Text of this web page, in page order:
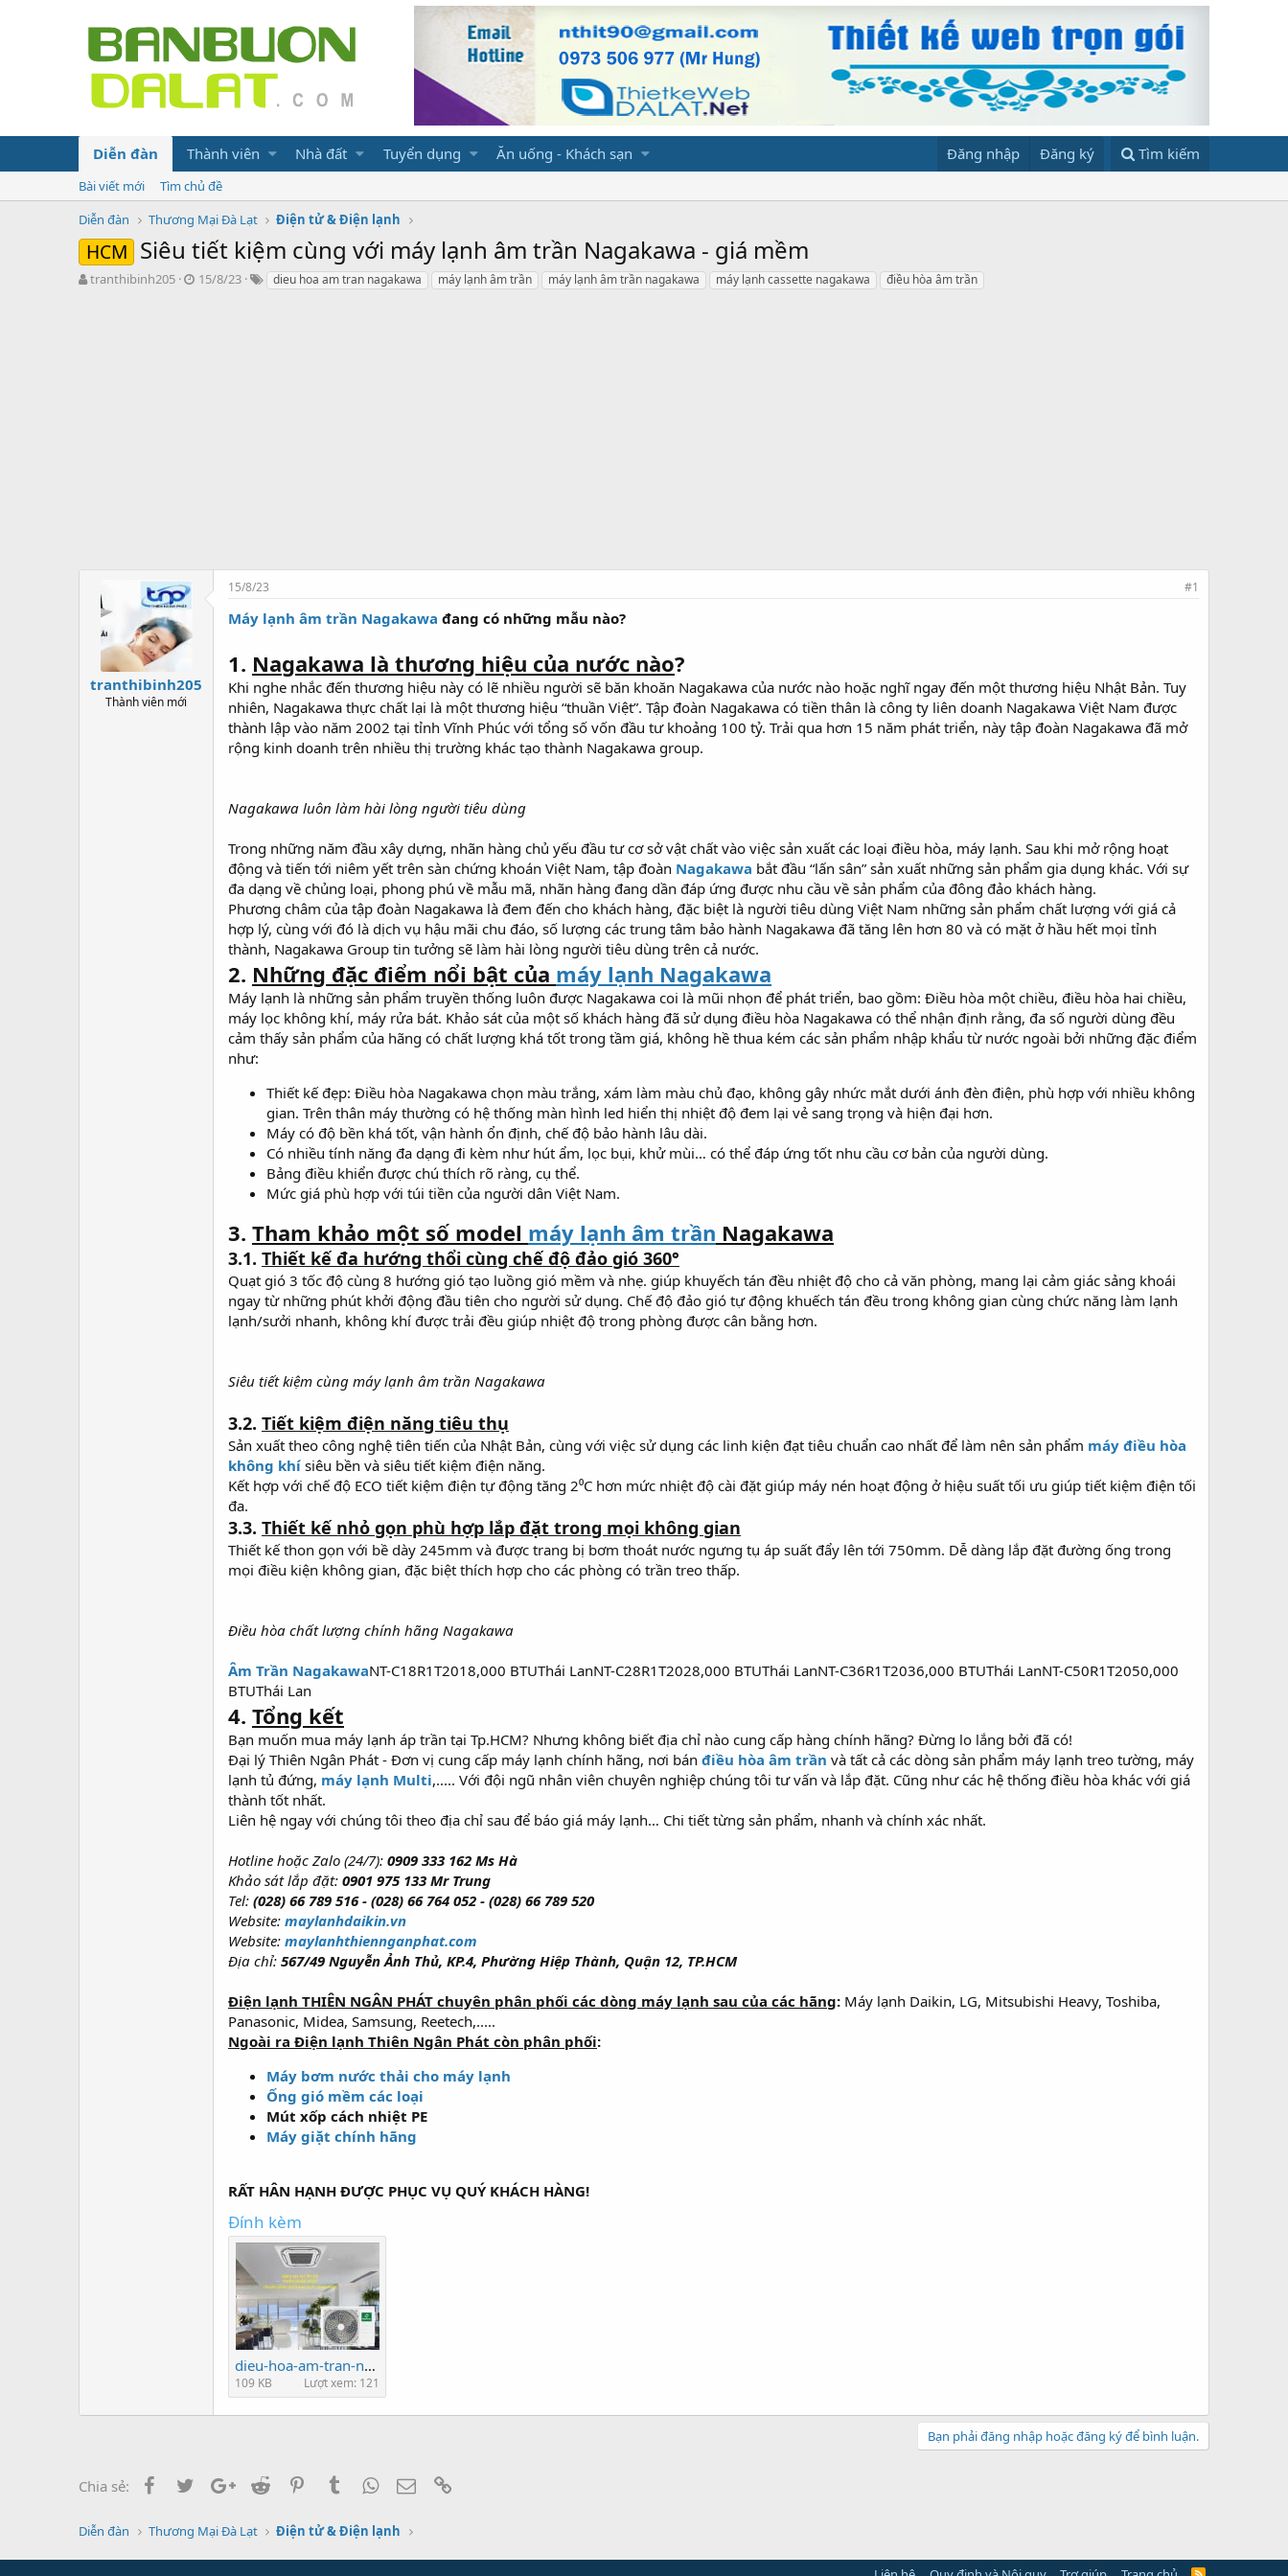
Diễn đàn Thành viên Nhà đất Tuyển dụng Ăn uống - Khách sạn Đăng nhập Đăng ký Tìm kiếm
Bài viết mới
Tìm chủ đề
Diễn đàn
Thương Mại Đà Lạt Điện tử & Điện lạnh
HCM Siêu tiết kiệm cùng với máy lạnh âm trần Nagakawa - giá mềm
N
tranthibinh205
N
15/8/23
Tdieu hoa am tran nagakawa máy lạnh âm trần máy lạnh âm trần nagakawa máy lạnh cassette nagakawa điều hòa âm trần
tranthibinh205
Thành viên mới
15/8/23 #1
Máy lạnh âm trần Nagakawa đang có những mẫu nào?
1. Nagakawa là thương hiệu của nước nào?
Khi nghe nhắc đến thương hiệu này có lẽ nhiều người sẽ băn khoăn Nagakawa của nước nào hoặc nghĩ ngay đến một thương hiệu Nhật Bản. Tuy
nhiên, Nagakawa thực chất lại là một thương hiệu “thuần Việt”. Tập đoàn Nagakawa có tiền thân là công ty liên doanh Nagakawa Việt Nam được
thành lập vào năm 2002 tại tỉnh Vĩnh Phúc với tổng số vốn đầu tư khoảng 100 tỷ. Trải qua hơn 15 năm phát triển, này tập đoàn Nagakawa đã mở
rộng kinh doanh trên nhiều thị trường khác tạo thành Nagakawa group.
Nagakawa luôn làm hài lòng người tiêu dùng
Trong những năm đầu xây dựng, nhãn hàng chủ yếu đầu tư cơ sở vật chất vào việc sản xuất các loại điều hòa, máy lạnh. Sau khi mở rộng hoạt
động và tiến tới niêm yết trên sàn chứng khoán Việt Nam, tập đoàn Nagakawa bắt đầu “lấn sân” sản xuất những sản phẩm gia dụng khác. Với sự
đa dạng về chủng loại, phong phú về mẫu mã, nhãn hàng đang dần đáp ứng được nhu cầu về sản phẩm của đông đảo khách hàng.
Phương châm của tập đoàn Nagakawa là đem đến cho khách hàng, đặc biệt là người tiêu dùng Việt Nam những sản phẩm chất lượng với giá cả
hợp lý, cùng với đó là dịch vụ hậu mãi chu đáo, số lượng các trung tâm bảo hành Nagakawa đã tăng lên hơn 80 và có mặt ở hầu hết mọi tỉnh
thành, Nagakawa Group tin tưởng sẽ làm hài lòng người tiêu dùng trên cả nước.
2. Những đặc điểm nổi bật của máy lạnh Nagakawa
Máy lạnh là những sản phẩm truyền thống luôn được Nagakawa coi là mũi nhọn để phát triển, bao gồm: Điều hòa một chiều, điều hòa hai chiều,
máy lọc không khí, máy rửa bát. Khảo sát của một số khách hàng đã sử dụng điều hòa Nagakawa có thể nhận định rằng, đa số người dùng đều
cảm thấy sản phẩm của hãng có chất lượng khá tốt trong tầm giá, không hề thua kém các sản phẩm nhập khẩu từ nước ngoài bởi những đặc điểm
như:
Thiết kế đẹp: Điều hòa Nagakawa chọn màu trắng, xám làm màu chủ đạo, không gây nhức mắt dưới ánh đèn điện, phù hợp với nhiều không
gian. Trên thân máy thường có hệ thống màn hình led hiển thị nhiệt độ đem lại vẻ sang trọng và hiện đại hơn.
Máy có độ bền khá tốt, vận hành ổn định, chế độ bảo hành lâu dài.
Có nhiều tính năng đa dạng đi kèm như hút ẩm, lọc bụi, khử mùi… có thể đáp ứng tốt nhu cầu cơ bản của người dùng.
Bảng điều khiển được chú thích rõ ràng, cụ thể.
Mức giá phù hợp với túi tiền của người dân Việt Nam.
3. Tham khảo một số model máy lạnh âm trần Nagakawa
3.1. Thiết kế đa hướng thổi cùng chế độ đảo gió 360°
Quạt gió 3 tốc độ cùng 8 hướng gió tạo luồng gió mềm và nhẹ. giúp khuyếch tán đều nhiệt độ cho cả văn phòng, mang lại cảm giác sảng khoái
ngay từ những phút khởi động đầu tiên cho người sử dụng. Chế độ đảo gió tự động khuếch tán đều trong không gian cùng chức năng làm lạnh
lạnh/sưởi nhanh, không khí được trải đều giúp nhiệt độ trong phòng được cân bằng hơn.
Siêu tiết kiệm cùng máy lạnh âm trần Nagakawa
3.2. Tiết kiệm điện năng tiêu thụ
Sản xuất theo công nghệ tiên tiến của Nhật Bản, cùng với việc sử dụng các linh kiện đạt tiêu chuẩn cao nhất để làm nên sản phẩm máy điều hòa
không khí siêu bền và siêu tiết kiệm điện năng.
Kết hợp với chế độ ECO tiết kiệm điện tự động tăng 2⁰C hơn mức nhiệt độ cài đặt giúp máy nén hoạt động ở hiệu suất tối ưu giúp tiết kiệm điện tối
đa.
3.3. Thiết kế nhỏ gọn phù hợp lắp đặt trong mọi không gian
Thiết kế thon gọn với bề dày 245mm và được trang bị bơm thoát nước ngưng tụ áp suất đẩy lên tới 750mm. Dễ dàng lắp đặt đường ống trong
mọi điều kiện không gian, đặc biệt thích hợp cho các phòng có trần treo thấp.
Điều hòa chất lượng chính hãng Nagakawa
Âm Trần NagakawaNT-C18R1T2018,000 BTUThái LanNT-C28R1T2028,000 BTUThái LanNT-C36R1T2036,000 BTUThái LanNT-C50R1T2050,000
BTUThái Lan
4. Tổng kết
Bạn muốn mua máy lạnh áp trần tại Tp.HCM? Nhưng không biết địa chỉ nào cung cấp hàng chính hãng? Đừng lo lắng bởi đã có!
Đại lý Thiên Ngân Phát - Đơn vị cung cấp máy lạnh chính hãng, nơi bán điều hòa âm trần và tất cả các dòng sản phẩm máy lạnh treo tường, máy
lạnh tủ đứng, máy lạnh Multi,..... Với đội ngũ nhân viên chuyên nghiệp chúng tôi tư vấn và lắp đặt. Cũng như các hệ thống điều hòa khác với giá
thành tốt nhất.
Liên hệ ngay với chúng tôi theo địa chỉ sau để báo giá máy lạnh… Chi tiết từng sản phẩm, nhanh và chính xác nhất.
Hotline hoặc Zalo (24/7): 0909 333 162 Ms Hà
Khảo sát lắp đặt: 0901 975 133 Mr Trung
Tel: (028) 66 789 516 - (028) 66 764 052 - (028) 66 789 520
Website: maylanhdaikin.vn
Website: maylanhthiennganphat.com
Địa chỉ: 567/49 Nguyễn Ảnh Thủ, KP.4, Phường Hiệp Thành, Quận 12, TP.HCM
Điện lạnh THIÊN NGÂN PHÁT chuyên phân phối các dòng máy lạnh sau của các hãng: Máy lạnh Daikin, LG, Mitsubishi Heavy, Toshiba,
Panasonic, Midea, Samsung, Reetech,.....
Ngoài ra Điện lạnh Thiên Ngân Phát còn phân phối:
Máy bơm nước thải cho máy lạnh
Ống gió mềm các loại
Mút xốp cách nhiệt PE
Máy giặt chính hãng
RẤT HÂN HẠNH ĐƯỢC PHỤC VỤ QUÝ KHÁCH HÀNG!
Đính kèm
dieu-hoa-am-tran-nagakawa.jpg
109 KB Lượt xem: 121
Bạn phải đăng nhập hoặc đăng ký để bình luận.
Chia sẻ: FacebookTwitterGoogle+
Reddit PinterestTumblrWhatsApp
Email
Diễn đàn Thương Mại Đà Lạt Điện tử & Điện lạnh